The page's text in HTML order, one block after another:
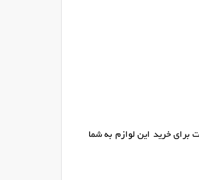
برای خرید این لوازم به شما